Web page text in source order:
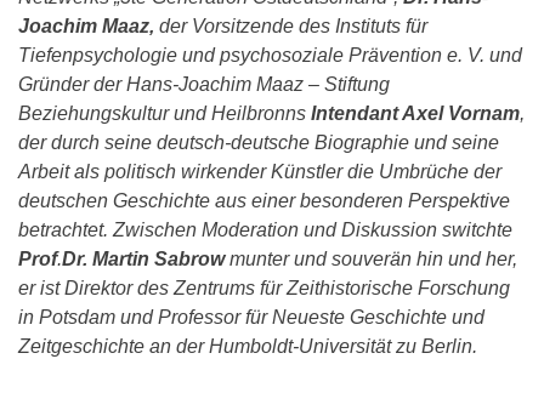
Joachim Maaz, der Vorsitzende des Instituts für
Tiefenpsychologie und psychosoziale Prävention e. V. und
Gründer der Hans-Joachim Maaz – Stiftung
Beziehungskultur und Heilbronns Intendant Axel Vornam,
der durch seine deutsch-deutsche Biographie und seine
Arbeit als politisch wirkender Künstler die Umbrüche der
deutschen Geschichte aus einer besonderen Perspektive
betrachtet. Zwischen Moderation und Diskussion switchte
Prof.Dr. Martin Sabrowmunter und souverän hin und her,
er ist Direktor des Zentrums für Zeithistorische Forschung
in Potsdam und Professor für Neueste Geschichte und
Zeitgeschichte an der Humboldt-Universität zu Berlin.